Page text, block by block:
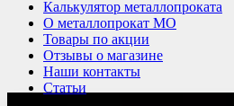
Калькулятор металлопроката
О металлопрокат МО
Товары по акции
Отзывы о магазине
Наши контакты
Статьи